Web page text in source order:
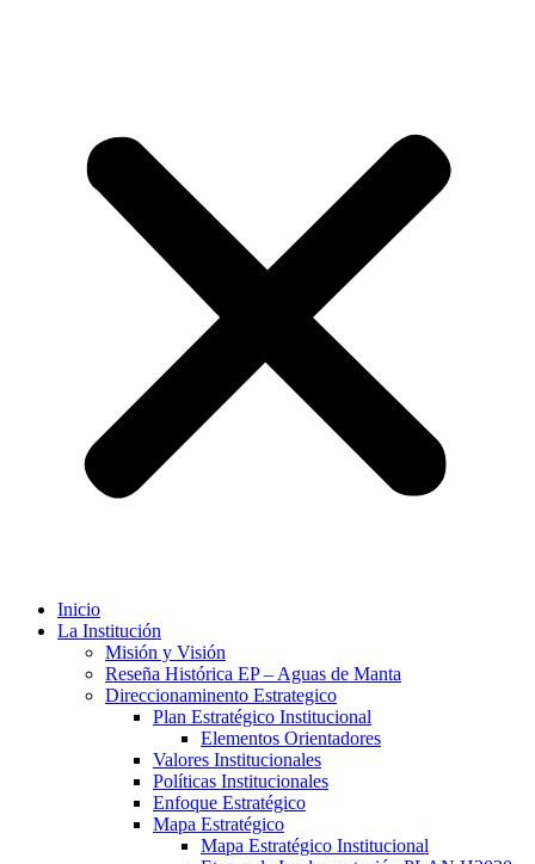
Inicio
La Institución
Misión y Visión
Reseña Histórica EP – Aguas de Manta
Direccionaminento Estrategico
Plan Estratégico Institucional
Elementos Orientadores
Valores Institucionales
Políticas Institucionales
Enfoque Estratégico
Mapa Estratégico
Mapa Estratégico Institucional